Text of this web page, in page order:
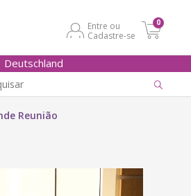
Entre ou
Cadastre-se
0
Deutschland
Reunião